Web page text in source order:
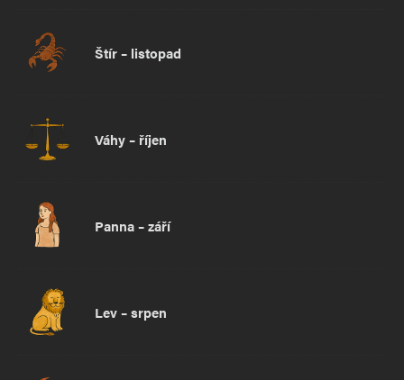
Štír – listopad
Váhy – říjen
Panna – září
Lev – srpen